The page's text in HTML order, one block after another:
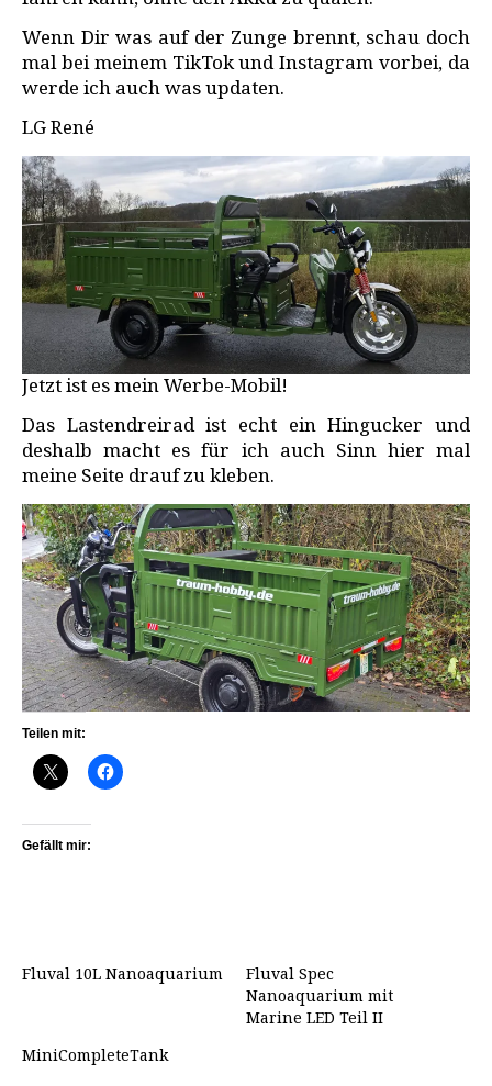
Wenn Dir was auf der Zunge brennt, schau doch
mal bei meinem TikTok und Instagram vorbei, da
werde ich auch was updaten.
LG René
Jetzt ist es mein Werbe-Mobil!
Das Lastendreirad ist echt ein Hingucker und
deshalb macht es für ich auch Sinn hier mal
meine Seite drauf zu kleben.
Teilen mit:
Gefällt mir:
Fluval 10L Nanoaquarium
Fluval Spec
Nanoaquarium mit
Marine LED Teil II
MiniCompleteTank